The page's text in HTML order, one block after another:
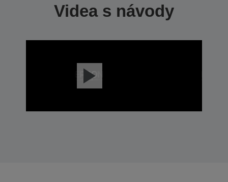
Videa s návody